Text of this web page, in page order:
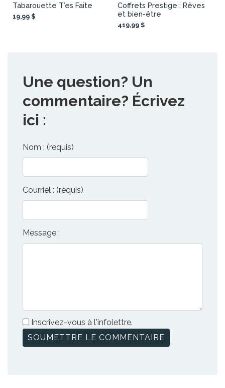
Tabarouette T’es Faite
19,99 $
Coffrets Prestige : Rêves
et bien-être
419,99 $
Une question? Un
commentaire? Écrivez
ici :
Nom : (requis)
Courriel : (requis)
Message :
Inscrivez-vous à l'infolettre.